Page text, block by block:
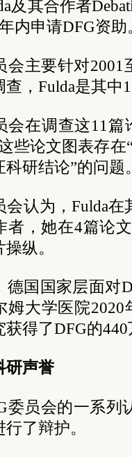
及其合作者
内申请DFG资助
会主要针对2001
查，Fulda是其中
会在调查这11
些论文图表存
研结论”的问题。
会认为，Fulda
者，她在4篇论
纵。
德国国家层面对
姆大学医院
得了DFG的440
研声誉
委员会的一系列
了辩护。